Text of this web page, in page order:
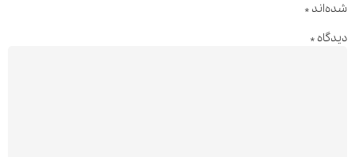
شده‌اند *
دیدگاه *